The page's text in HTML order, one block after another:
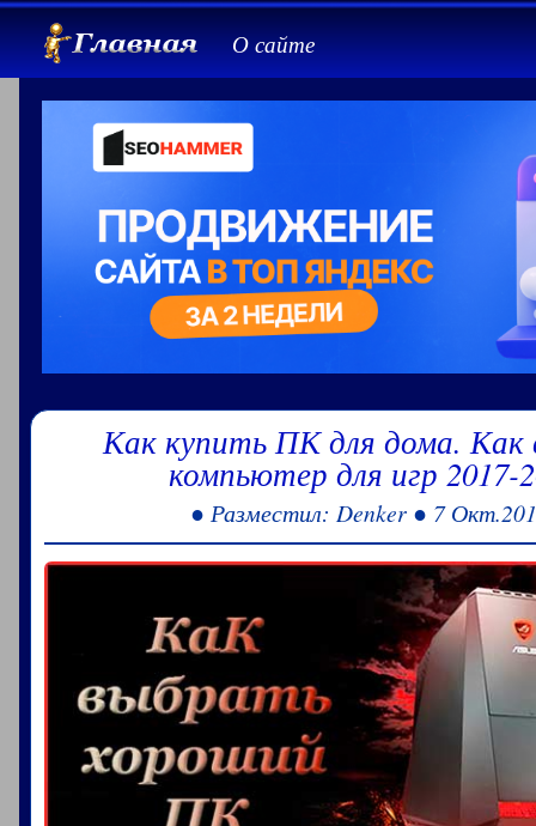
О сайте
Как купить ПК для дома.
компьютер для игр 2017-
● Разместил: Denker ● 7